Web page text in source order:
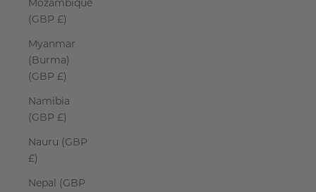
Mozambique
(GBP £)
Myanmar
(Burma)
(GBP £)
Namibia
(GBP £)
Nauru (GBP
£)
Nepal (GBP